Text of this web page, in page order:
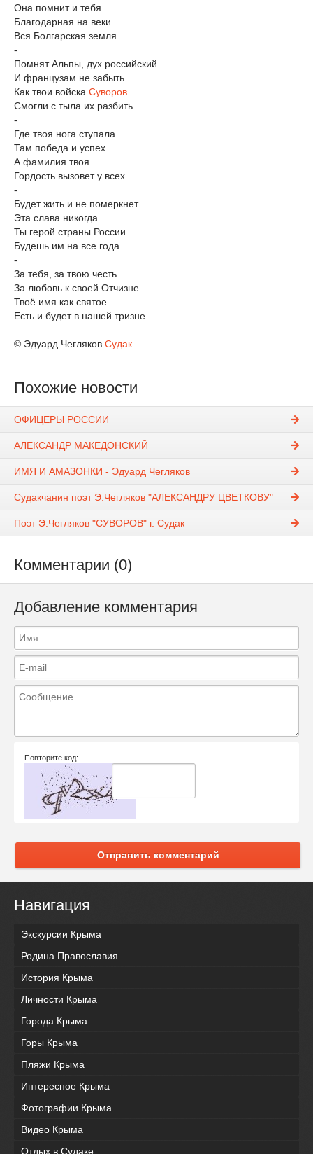
Она помнит и тебя
Благодарная на веки
Вся Болгарская земля
-
Помнят Альпы, дух российский
И французам не забыть
Как твои войска Суворов
Смогли с тыла их разбить
-
Где твоя нога ступала
Там победа и успех
А фамилия твоя
Гордость вызовет у всех
-
Будет жить и не померкнет
Эта слава никогда
Ты герой страны России
Будешь им на все года
-
За тебя, за твою честь
За любовь к своей Отчизне
Твоё имя как святое
Есть и будет в нашей тризне
© Эдуард Чегляков Судак
Похожие новости
ОФИЦЕРЫ РОССИИ
АЛЕКСАНДР МАКЕДОНСКИЙ
ИМЯ И АМАЗОНКИ - Эдуард Чегляков
Судакчанин поэт Э.Чегляков "АЛЕКСАНДРУ ЦВЕТКОВУ"
Поэт Э.Чегляков "СУВОРОВ" г. Судак
Комментарии (0)
Добавление комментария
Повторите код:
Отправить комментарий
Навигация
Экскурсии Крыма
Родина Православия
История Крыма
Личности Крыма
Города Крыма
Горы Крыма
Пляжи Крыма
Интересное Крыма
Фотографии Крыма
Видео Крыма
Отдых в Судаке